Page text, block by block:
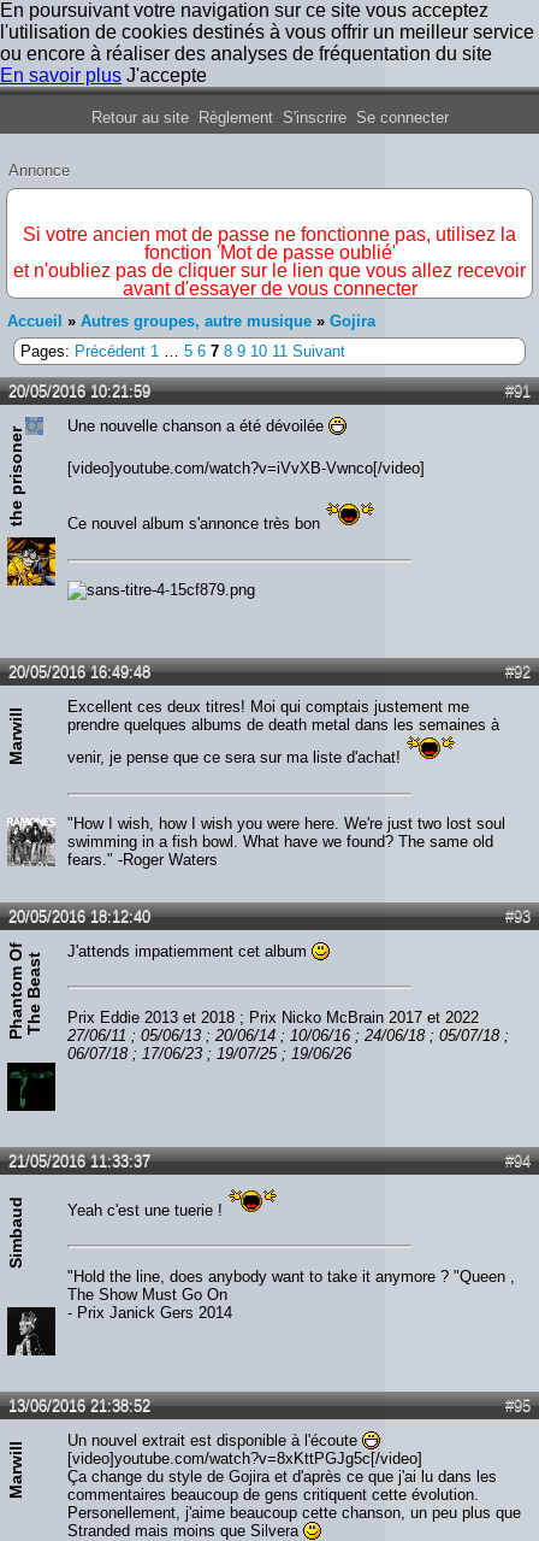
En poursuivant votre navigation sur ce site vous acceptez
l'utilisation de cookies destinés à vous offrir un meilleur service
ou encore à réaliser des analyses de fréquentation du site
En savoir plus J'accepte
Forum Iron Maiden France
Retour au site Règlement S'inscrire Se connecter
Annonce
Si votre ancien mot de passe ne fonctionne pas, utilisez la
fonction 'Mot de passe oublié'
et n'oubliez pas de cliquer sur le lien que vous allez recevoir
avant d'essayer de vous connecter
Accueil » Autres groupes, autre musique » Gojira
Pages: Précédent 1 … 5 6 7 8 9 10 11 Suivant
#91
20/05/2016 10:21:59
the prisoner
Une nouvelle chanson a été dévoilée
[video]youtube.com/watch?v=iVvXB-Vwnco[/video]
Ce nouvel album s'annonce très bon
#92
20/05/2016 16:49:48
Marwill
Excellent ces deux titres! Moi qui comptais justement me
prendre quelques albums de death metal dans les semaines à
venir, je pense que ce sera sur ma liste d'achat!
"How I wish, how I wish you were here. We're just two lost soul
swimming in a fish bowl. What have we found? The same old
fears." -Roger Waters
#93
20/05/2016 18:12:40
P
h
a
n
t
o
m
O
f
T
h
e
B
e
a
st
J'attends impatiemment cet album
Prix Eddie 2013 et 2018 ; Prix Nicko McBrain 2017 et 2022
27/06/11 ; 05/06/13 ; 20/06/14 ; 10/06/16 ; 24/06/18 ; 05/07/18 ;
06/07/18 ; 17/06/23 ; 19/07/25 ; 19/06/26
#94
21/05/2016 11:33:37
Simbaud Yeah c'est une tuerie !
"Hold the line, does anybody want to take it anymore ? "Queen ,
The Show Must Go On
- Prix Janick Gers 2014
#95
13/06/2016 21:38:52
Marwill
Un nouvel extrait est disponible à l'écoute
[video]youtube.com/watch?v=8xKttPGJg5c[/video]
Ça change du style de Gojira et d'après ce que j'ai lu dans les
commentaires beaucoup de gens critiquent cette évolution.
Personellement, j'aime beaucoup cette chanson, un peu plus que
Stranded mais moins que Silvera